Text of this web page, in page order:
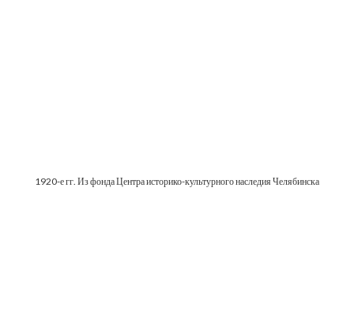
1920-е гг. Из фонда Центра историко-культурного наследия Челябинска